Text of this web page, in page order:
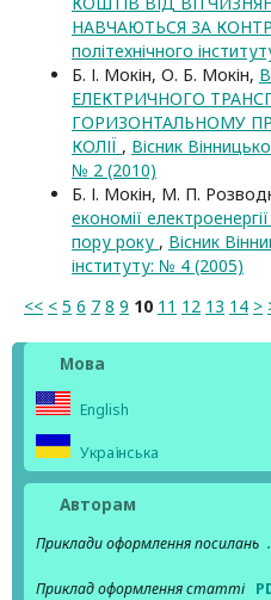
НАВЧАЮТЬСЯ ЗА
політехнічного
Б. І. Мокін, О. Б. Мокін,
ЕЛЕКТРИЧНОГО
ГОРИЗОНТАЛЬНОМУ
КОЛІЇ , Вісник
№ 2 (2010)
Б. І. Мокін, М. П.
економії
пору року , Вісник
інституту: № 4 (2005)
<< < 5 6 7 8 9 10 11 12 13 14 >
Мова
English
Українська
Авторам
Приклади оформлення посилань
Приклад оформлення статті